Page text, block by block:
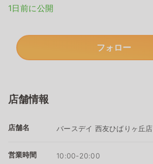
1日前に公開
フォロー
店舗情報
店舗名 バースデイ 西友ひばりヶ丘店
営業時間 10:00-20:00